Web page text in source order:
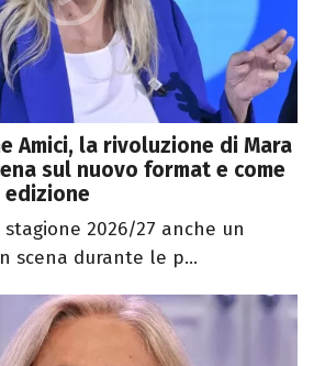
Amici, la rivoluzione di Mara
sul nuovo format e come
edizione
2026/27 anche un
scena durante le p...